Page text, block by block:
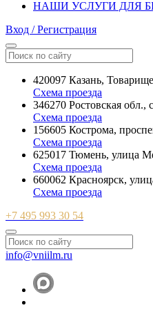
НАШИ УСЛУГИ ДЛЯ
Вход / Регистрация
420097 Казань,
Схема проезда
346270 Ростовская обл.,
Схема проезда
156605 Кострома,
Схема проезда
625017 Тюмень, улица
Схема проезда
660062 Красноярск,
Схема проезда
+7 495 993 30 54
info@vniilm.ru